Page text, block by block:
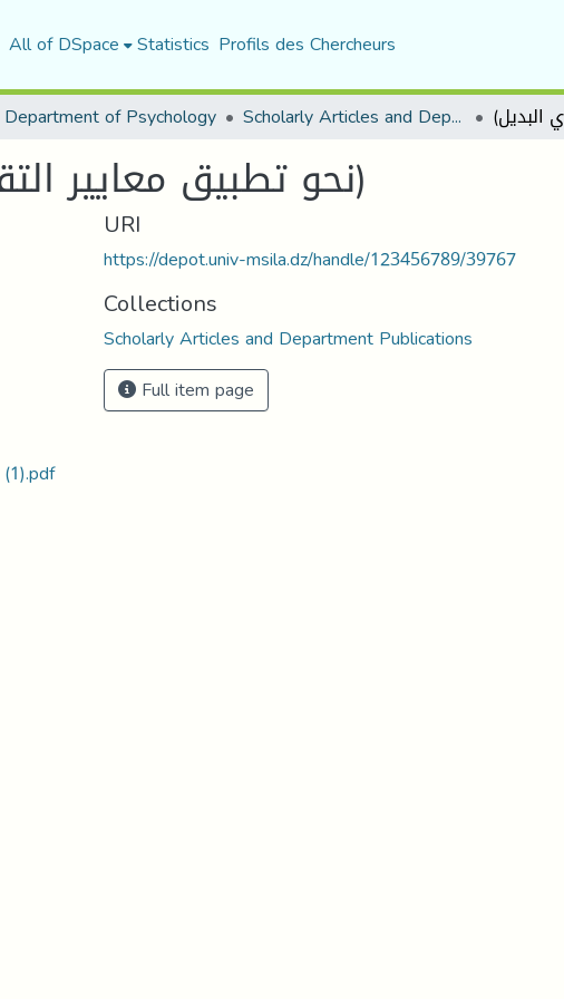
All of DSpace Statistics Profils des Chercheurs
Department of Psychology Scholarly Articles and Department Publications
(نحو تطبيق معايير التقويم التربوي البديل)
(نحو تطبيق معايير التقويم التربوي البديل) (1).pdf
URI
https://depot.univ-msila.dz/handle/123456789/39767
Collections
Scholarly Articles and Department Publications
Full item page